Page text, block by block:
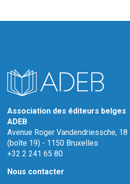
Association des éditeurs belges
ADEB
Avenue Roger Vandendriessche, 18
(boîte 19) - 1150 Bruxelles
+32 2 241 65 80
Nous contacter